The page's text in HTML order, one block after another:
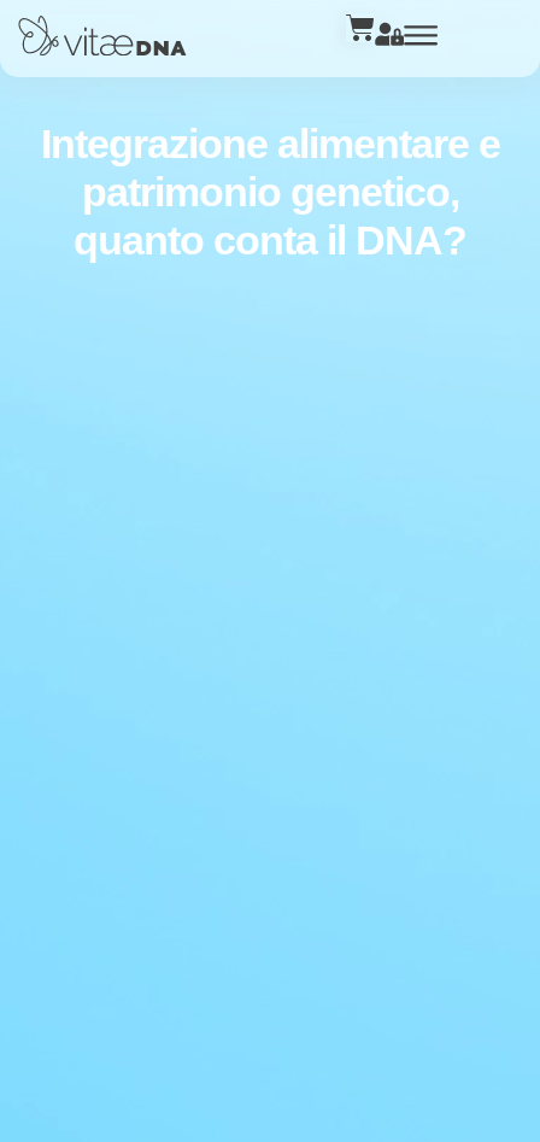
Integrazione alimentare e
patrimonio genetico,
quanto conta il DNA?